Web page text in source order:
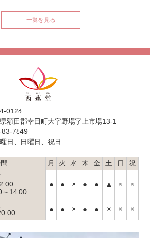
一覧を見る
0128
郡幸田町大字野場字上市場13-1
83-7849
日、日曜日、祝日
月 火 水 木 金 土 日
祝
～14:00
● ● × ● ● ▲ × ×
● ● × ● ● × × ×